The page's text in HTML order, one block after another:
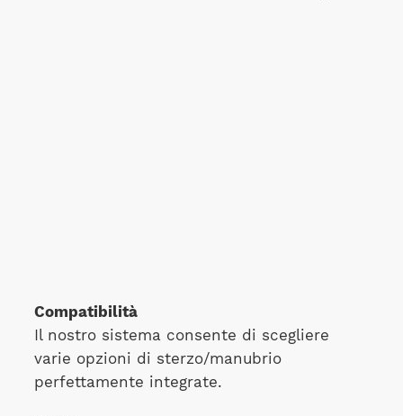
Compatibilità
Il nostro sistema consente di scegliere
varie opzioni di sterzo/manubrio
perfettamente integrate.